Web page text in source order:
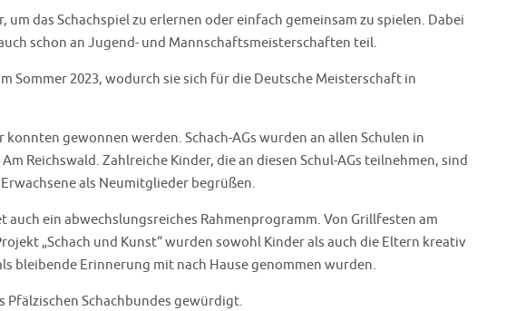
das Schachspiel zu erlernen oder einfach gemeinsam zu spielen. Dabei
schon an Jugend- und Mannschaftsmeisterschaften teil.
Sommer 2023, wodurch sie sich für die Deutsche Meisterschaft in
gewonnen werden. Schach-AGs wurden an allen Schulen in
Reichswald. Zahlreiche Kinder, die an diesen Schul-AGs teilnehmen, sind
als Neumitglieder begrüßen.
ein abwechslungsreiches Rahmenprogramm. Von Grillfesten am
„Schach und Kunst“ wurden sowohl Kinder als auch die Eltern kreativ
bleibende Erinnerung mit nach Hause genommen wurden.
Pfälzischen Schachbundes gewürdigt.